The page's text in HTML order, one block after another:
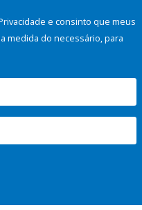
e consinto que meus
medida do necessário, para